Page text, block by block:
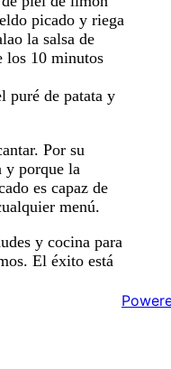
picado y riega
la salsa de
los 10 minutos
puré de patata y
Por su
y porque la
es capaz de
menú.
y cocina para
El éxito está